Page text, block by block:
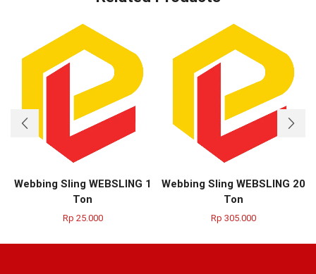
Webbing Sling WEBSLING 1
Ton
Rp 25.000
Webbing Sling WEBSLING 20
Ton
Rp 305.000